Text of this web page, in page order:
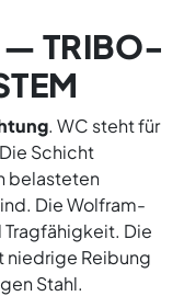
TRIBO-
. WC steht für
Schicht
belasteten
Die Wolfram-
Die
niedrige Reibung
Stahl.